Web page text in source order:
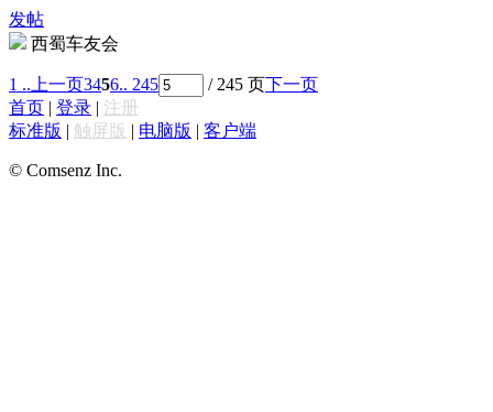
发帖
西蜀车友会
1 .. 上一页3456.. 245 / 245 页下一页
首页 | 登录 | 注册
标准版 | 触屏版 | 电脑版 | 客户端
© Comsenz Inc.